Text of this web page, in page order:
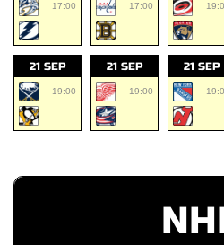
17:00 17:00
21 SEP
19:00
21 SEP
19:00
21 SEP